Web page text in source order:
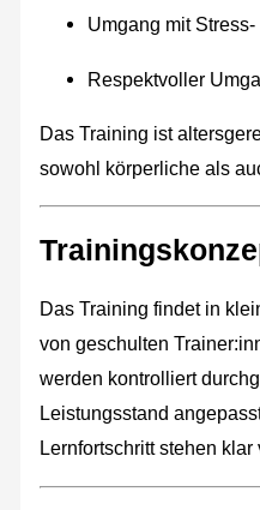
Umgang mit
Respektvoller
Das Training ist
sowohl körperliche als
Das Training findet in
von geschulten
werden kontrolliert
Leistungsstand
Lernfortschritt stehen